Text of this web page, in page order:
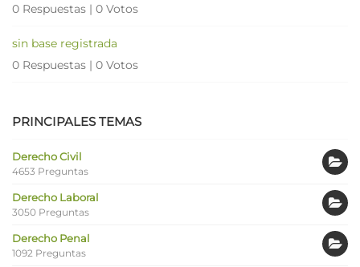
0 Respuestas | 0 Votos
sin base registrada
0 Respuestas | 0 Votos
PRINCIPALES TEMAS
Derecho Civil
4653 Preguntas
Derecho Laboral
3050 Preguntas
Derecho Penal
1092 Preguntas